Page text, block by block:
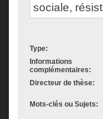
sociale,
Type:
Informations
complémentaires:
Directeur de thèse:
Mots-clés ou Sujets: